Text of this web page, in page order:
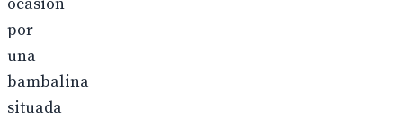
por
una
bambalina
situada